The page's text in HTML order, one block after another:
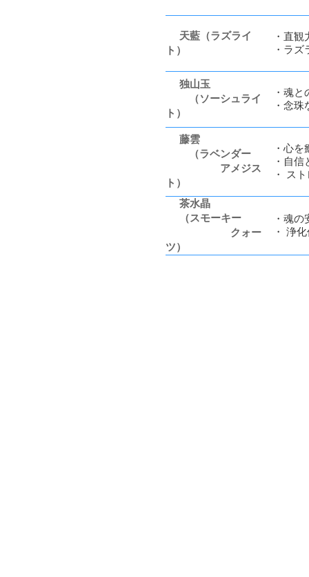
天藍（ラズライ
ト）
・直
・ラ
独山玉
（ソーシュライ
ト）
・魂
・念
藤雲
（ラベンダー
アメジス
ト）
・心
・自
・ ス
茶水晶
（スモーキー
クォー
ツ）
・魂
・ 浄